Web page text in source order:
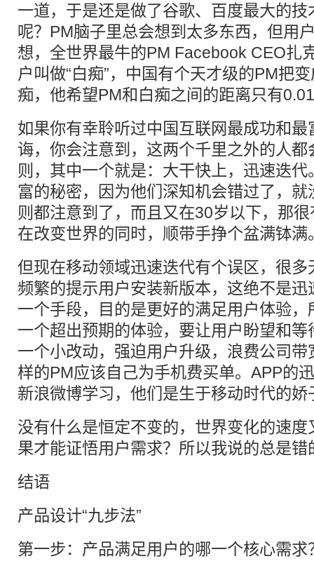
一道，于是还是做了谷歌、百度最大的技
呢？PM脑子里总会想到太多东西，但用
想，全世界最牛的PM Facebook CEO扎
户叫做“白痴”，中国有个天才级的PM把
痴，他希望PM和白痴之间的距离只有
如果你有幸聆听过中国互联网最成功和
诲，你会注意到，这两个千里之外的人
则，其中一个就是：大干快上，迅速迭
富的秘密，因为他们深知机会错过了，
则都注意到了，而且又在30岁以下，那
在改变世界的同时，顺带手挣个盆满钵满
但现在移动领域迅速迭代有个误区，很
频繁的提示用户安装新版本，这绝不是
一个手段，目的是更好的满足用户体验
一个超出预期的体验，要让用户盼望和
一个小改动，强迫用户升级，浪费公司
样的PM应该自己为手机费买单。APP的
新浪微博学习，他们是生于移动时代的娇
没有什么是恒定不变的，世界变化的速
果才能证悟用户需求？所以我说的总是错
结语
产品设计“九步法”
第一步：产品满足用户的哪一个核心需求